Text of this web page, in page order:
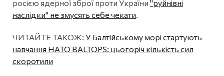
росією ядерної зброї проти України "руйнівні
наслідки" не змусять себе чекати
ЧИТАЙТЕ ТАКОЖ: У Балтійському морі стартують
навчання НАТО BALTOPS: цьогоріч кількість сил
скоротили